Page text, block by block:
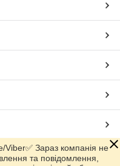
Prom.ua
Зараз компанія не
та повідомлення,